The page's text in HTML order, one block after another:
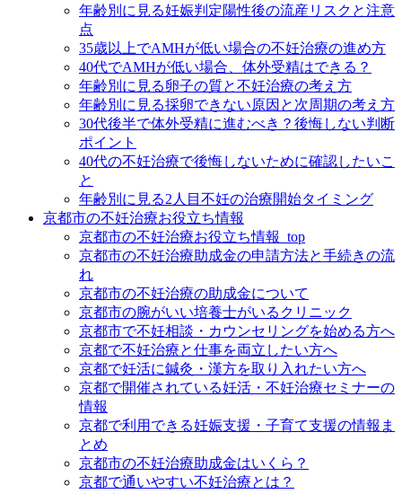
年齢別に見る妊娠判定陽性後の流産リスクと注意
点
35歳以上でAMHが低い場合の不妊治療の進め方
40代でAMHが低い場合、体外受精はできる？
年齢別に見る卵子の質と不妊治療の考え方
年齢別に見る採卵できない原因と次周期の考え方
30代後半で体外受精に進むべき？後悔しない判断
ポイント
40代の不妊治療で後悔しないために確認したいこ
と
年齢別に見る2人目不妊の治療開始タイミング
京都市の不妊治療お役立ち情報
京都市の不妊治療お役立ち情報_top
京都市の不妊治療助成金の申請方法と手続きの流
れ
京都市の不妊治療の助成金について
京都市の腕がいい培養士がいるクリニック
京都市で不妊相談・カウンセリングを始める方へ
京都で不妊治療と仕事を両立したい方へ
京都で妊活に鍼灸・漢方を取り入れたい方へ
京都で開催されている妊活・不妊治療セミナーの
情報
京都で利用できる妊娠支援・子育て支援の情報ま
とめ
京都市の不妊治療助成金はいくら？
京都で通いやすい不妊治療とは？